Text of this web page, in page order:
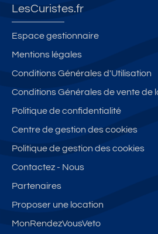
LesCuristes.fr
Espace gestionnaire
Mentions légales
Conditions Générales d'Utilisation
Conditions Générales de vente de
Politique de confidentialité
Centre de gestion des cookies
Politique de gestion des cookies
Contactez - Nous
Partenaires
Proposer une location
MonRendezVousVeto